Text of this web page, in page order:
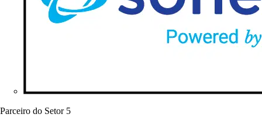
Parceiro do Setor 5